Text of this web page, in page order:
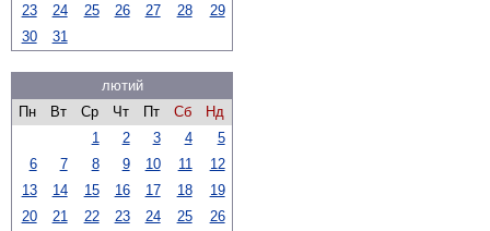
23
24 25 26 27 28
29
30
31
лютий
Пн
Вт Ср Чт Пт Сб
Нд
1
2 3 4
5
6
7 8 9 10 11
12
13
14 15 16 17 18
19
20
21 22 23 24 25
26